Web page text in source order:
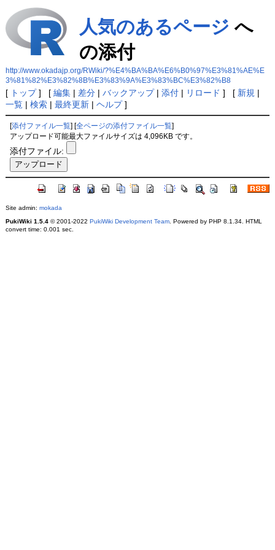
人気のあるページ へ
の添付
http://www.okadajp.org/RWiki/?%E4%BA%BA%E6%B0%97%E3%81%AE%E
3%81%82%E3%82%8B%E3%83%9A%E3%83%BC%E3%82%B8
[ トップ] [ 編集| 差分| バックアップ| 添付| リロード ] [ 新規 |
一覧| 検索| 最終更新| ヘルプ]
[添付ファイル一覧 ] [全ページの添付ファイル一覧
アップロード可能最大ファイルサイズは 4,096KB です。
添付ファイル:
Site admin: mokada
PukiWiki 1.5.4© 2001-2022 PukiWiki Development Team. Powered by PHP 8.1.34. HTML
convert time: 0.001 sec.